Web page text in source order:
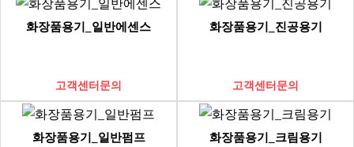
화장품용기_일반에센스
고객센터문의
화장품용기_진공용기
고객센터문의
화장품용기_일반펌프 화장품용기_크림용기